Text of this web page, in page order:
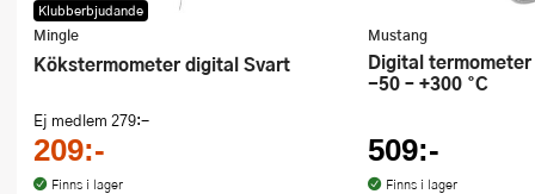
Klubberbjudande
Mingle
Kökstermometer digital Svart
Ej medlem 279:-
209:-
Finns i lager
Mustang
Digital termometer med bluetooth
-50 – +300 °C
509:-
Finns i lager